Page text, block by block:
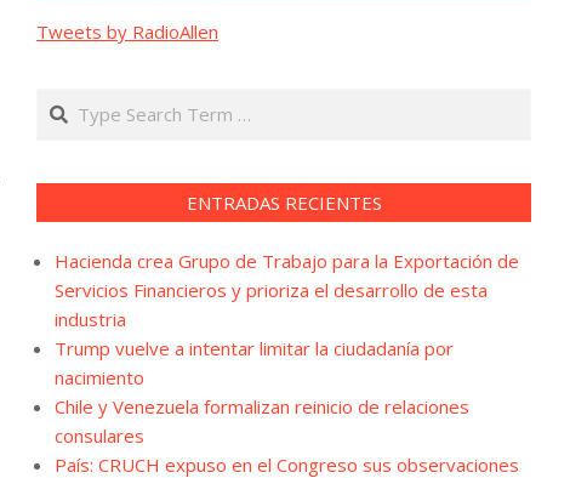
Tweets by RadioAllen
Search
ENTRADAS RECIENTES
Hacienda crea Grupo de Trabajo para la Exportación de
Servicios Financieros y prioriza el desarrollo de esta
industria
Trump vuelve a intentar limitar la ciudadanía por
nacimiento
Chile y Venezuela formalizan reinicio de relaciones
consulares
País: CRUCH expuso en el Congreso sus observaciones